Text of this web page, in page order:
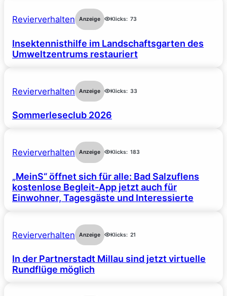
Revierverhalten Anzeige Klicks: 73
Insektennisthilfe im Landschaftsgarten des
Umweltzentrums restauriert
Revierverhalten Anzeige Klicks: 33
Sommerleseclub 2026
Revierverhalten Anzeige Klicks: 183
„MeinS“ öffnet sich für alle: Bad Salzuflens
kostenlose Begleit-App jetzt auch für
Einwohner, Tagesgäste und Interessierte
Revierverhalten Anzeige Klicks: 21
In der Partnerstadt Millau sind jetzt virtuelle
Rundflüge möglich